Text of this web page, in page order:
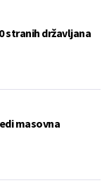
stranih državljana
masovna